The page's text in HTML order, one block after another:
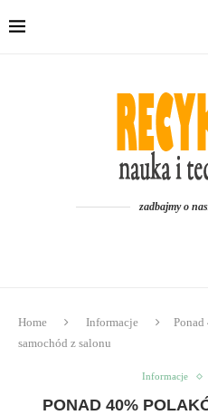
zadbajmy o
Home Informacje
samochód z salonu
Informacje
PONAD 40%